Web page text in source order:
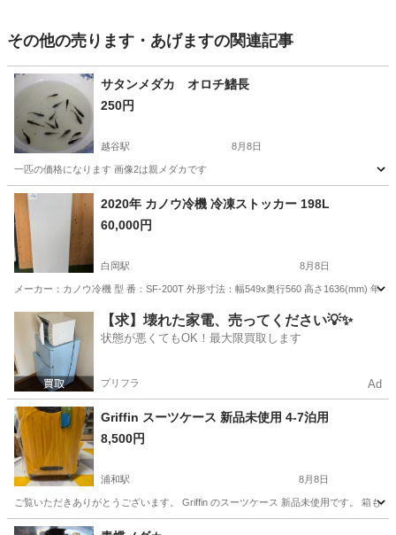
その他の売ります・あげますの関連記事
サタンメダカ オロチ鰭長
250円
越谷駅 8月8日
一匹の価格になります 画像2は親メダカです
埼玉 越谷市 越谷駅 その他
2020年 カノウ冷機 冷凍ストッカー 198L
60,000円
白岡駅 8月8日
メーカー：カノウ冷機 型 番：SF-200T 外形寸法：幅549x奥行560 高さ1636(mm) 年
埼玉 白岡市 白岡駅 その他 商品
【求】壊れた家電、売ってください💡✨
状態が悪くてもOK！最大限買取します
プリフラ Ad
Griffin スーツケース 新品未使用 4-7泊用
8,500円
浦和駅 8月8日
ご覧いただきありがとうございます。 Griffin のスーツケース 新品未使用です。 箱も
埼玉 さいたま市 浦和駅